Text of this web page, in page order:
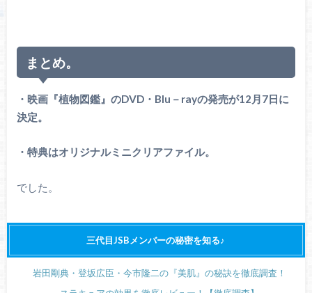
まとめ。
・映画『植物図鑑』のDVD・Blu－rayの発売が12月7日に
決定。
・特典はオリジナルミニクリアファイル。
でした。
三代目JSBメンバーの秘密を知る♪
岩田剛典・登坂広臣・今市隆二の『美肌』の秘訣を徹底調査！